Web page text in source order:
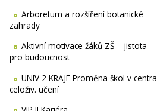
Arboretum a rozšíření botanické
zahrady
Aktivní motivace žáků ZŠ = jistota
pro budoucnost
UNIV 2 KRAJE Proměna škol v centra
celoživ. učení